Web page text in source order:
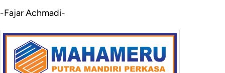
-Fajar Achmadi-